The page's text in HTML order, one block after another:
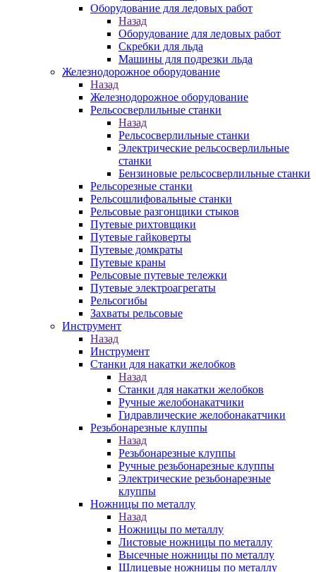
Оборудование для ледовых работ
Назад
Оборудование для ледовых работ
Скребки для льда
Машины для подрезки льда
Железнодорожное оборудование
Назад
Железнодорожное оборудование
Рельсосверлильные станки
Назад
Рельсосверлильные станки
Электрические рельсосверлильные
станки
Бензиновые рельсосверлильные станки
Рельсорезные станки
Рельсошлифовальные станки
Рельсовые разгонщики стыков
Путевые рихтовщики
Путевые гайковерты
Путевые домкраты
Путевые краны
Рельсовые путевые тележки
Путевые электроагрегаты
Рельсогибы
Захваты рельсовые
Инструмент
Назад
Инструмент
Станки для накатки желобков
Назад
Станки для накатки желобков
Ручные желобонакатчики
Гидравлические желобонакатчики
Резьбонарезные клуппы
Назад
Резьбонарезные клуппы
Ручные резьбонарезные клуппы
Электрические резьбонарезные
клуппы
Ножницы по металлу
Назад
Ножницы по металлу
Листовые ножницы по металлу
Высечные ножницы по металлу
Шлицевые ножницы по металлу